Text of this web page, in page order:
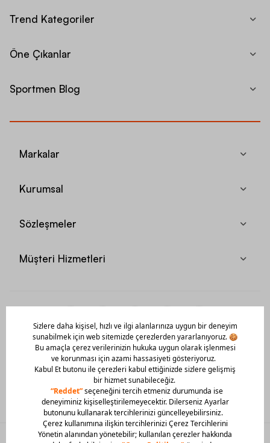
Trend Kategoriler
Öne Çıkanlar
Sportmen Blog
Markalar
Kurumsal
Sözleşmeler
Müşteri Hizmetleri
Mobil Uygulamamızı Hemen İndir!